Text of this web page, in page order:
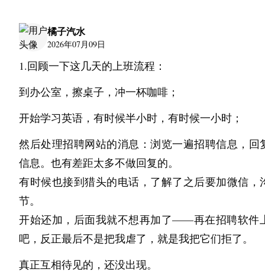
橘子汽水
2026年07月09日
1.回顾一下这几天的上班流程：
到办公室，擦桌子，冲一杯咖啡；
开始学习英语，有时候半小时，有时候一小时；
然后处理招聘网站的消息：浏览一遍招聘信息，回
信息。也有差距太多不做回复的。
有时候也接到猎头的电话，了解了之后要加微信，
节。
开始还加，后面我就不想再加了——再在招聘软件
吧，反正最后不是把我虐了，就是我把它们拒了。
真正互相待见的，还没出现。